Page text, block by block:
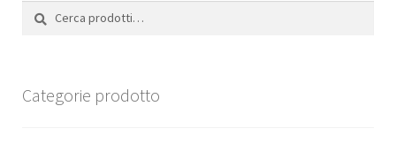
Cerca:
Cerca
Categorie prodotto